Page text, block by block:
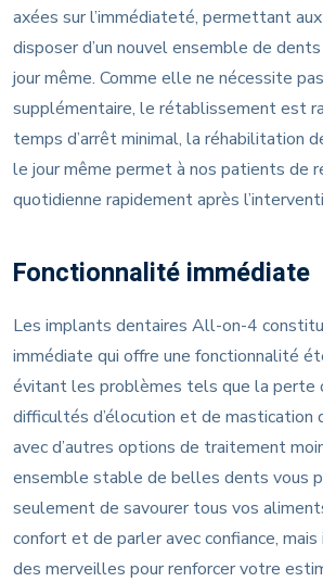
axées sur l’immédiateté, permettant
disposer d’un nouvel ensemble de
jour même. Comme elle ne nécessite
supplémentaire, le rétablissement est
temps d’arrêt minimal, la réhabilitation
le jour même permet à nos patients de
quotidienne rapidement après
Fonctionnalité immédiate
Les implants dentaires All-on-4
immédiate qui offre une fonctionnalité
évitant les problèmes tels que la perte
difficultés d’élocution et de mastication
avec d’autres options de traitement
ensemble stable de belles dents vous
seulement de savourer tous vos
confort et de parler avec confiance,
des merveilles pour renforcer votre